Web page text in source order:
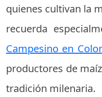
quienes cultivan la
recuerda
Campesino en
productores de
tradición milenaria.